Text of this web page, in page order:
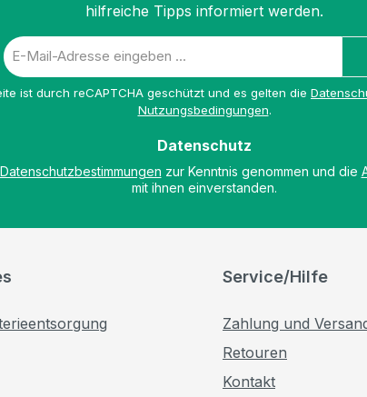
hilfreiche Tipps informiert werden.
E-
Mail-
ist durch reCAPTCHA geschützt und es gelten die
Nutzungsbedingungen.
Datenschutz
Datenschutzbestimmungen zur Kenntnis genommen und die
mit ihnen einverstanden.
Service/Hilfe
Zahlung und
Retouren
Kontakt